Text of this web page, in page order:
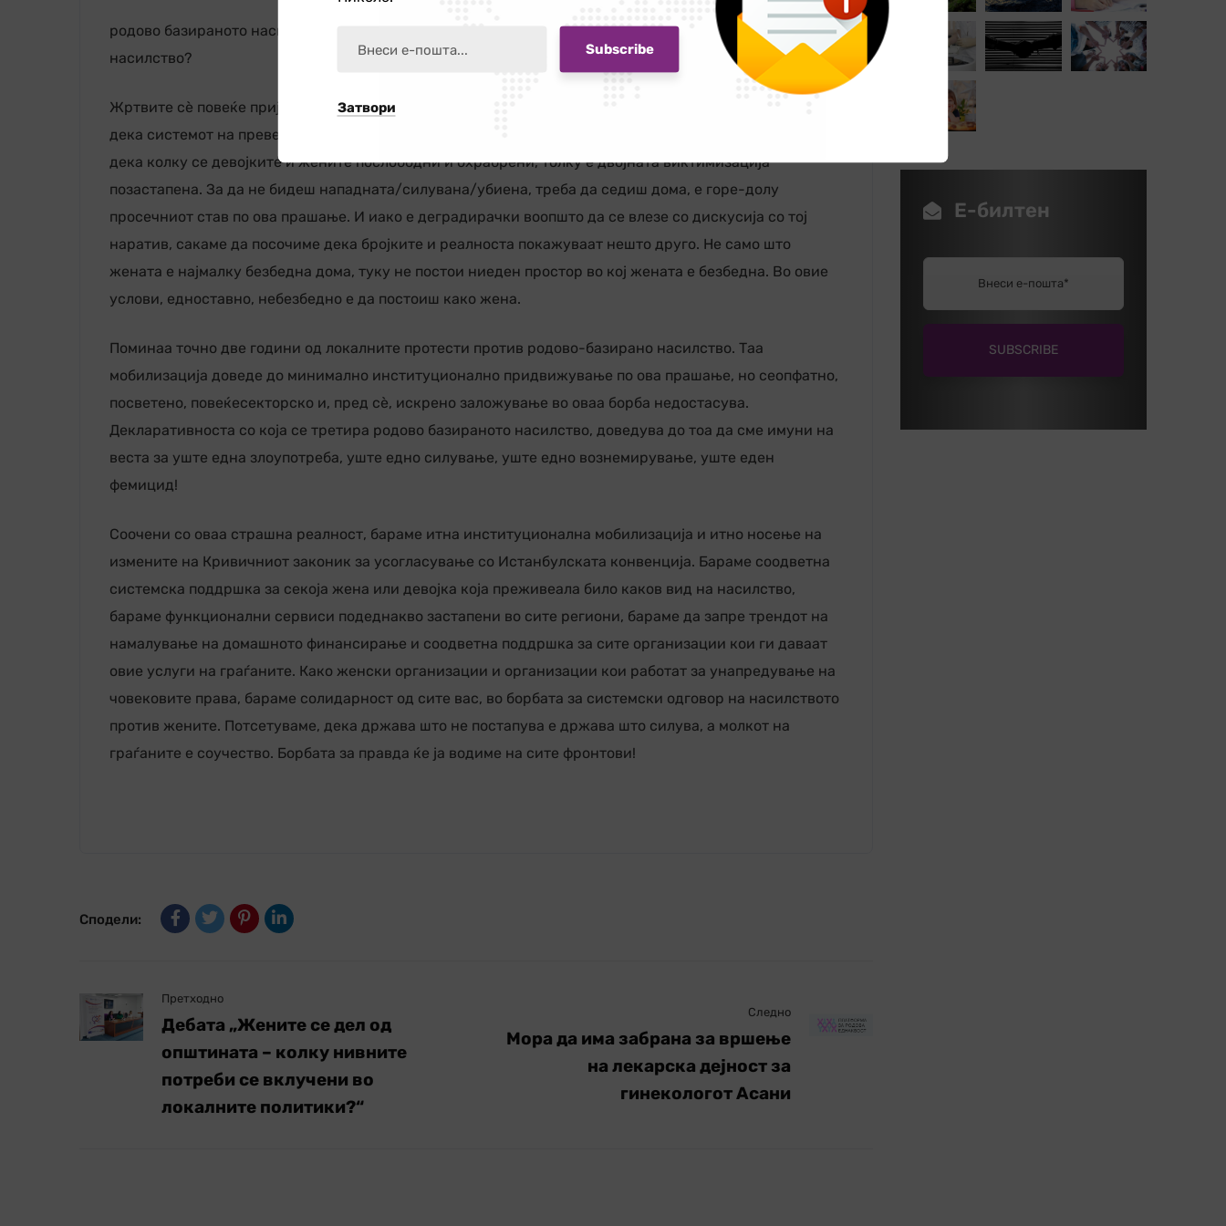
родово базираното насилство? Каква е таа заедница која одобрува и слави, или замижува пред
насилство?
Жртвите сè повеќе пријавуваат насилство, а насилството нималку не се намалува. Тоа покажува
дека системот на превенција и заштита не функционира. Истовремено, јавното мислење покажува
дека колку се девојките и жените послободни и охрабрени, толку е двојната виктимизација
позастапена. За да не бидеш нападната/силувана/убиена, треба да седиш дома, е горе-долу
просечниот став по ова прашање. И иако е деградирачки воопшто да се влезе со дискусија со тој
наратив, сакаме да посочиме дека бројките и реалноста покажуваат нешто друго. Не само што
жената е најмалку безбедна дома, туку не постои ниеден простор во кој жената е безбедна. Во овие
услови, едноставно, небезбедно е да постоиш како жена.
Поминаа точно две години од локалните протести против родово-базирано насилство. Таа
мобилизација доведе до минимално институционално придвижување по ова прашање, но сеопфатно,
посветено, повеќесекторско и, пред сè, искрено заложување во оваа борба недостасува.
Декларативноста со која се третира родово базираното насилство, доведува до тоа да сме имуни на
веста за уште една злоупотреба, уште едно силување, уште едно вознемирување, уште еден
фемицид!
Соочени со оваа страшна реалност, бараме итна институционална мобилизација и итно носење на
измените на Кривичниот законик за усогласување со Истанбулската конвенција. Бараме соодветна
системска поддршка за секоја жена или девојка која преживеала било каков вид на насилство,
бараме функционални сервиси подеднакво застапени во сите региони, бараме да запре трендот на
намалување на домашното финансирање и соодветна поддршка за сите организации кои ги даваат
овие услуги на граѓаните. Како женски организации и организации кои работат за унапредување на
човековите права, бараме солидарност од сите вас, во борбата за системски одговор на насилството
против жените. Потсетуваме, дека држава што не постапува е држава што силува, а молкот на
граѓаните е соучество. Борбата за правда ќе ја водиме на сите фронтови!
Сподели:
Претходно
Дебата „Жените се дел од
општината – колку нивните
потреби се вклучени во
локалните политики?“
Следно
Мора да има забрана за вршење
на лекарска дејност за
гинекологот Асани
Е-билтен
Затвори